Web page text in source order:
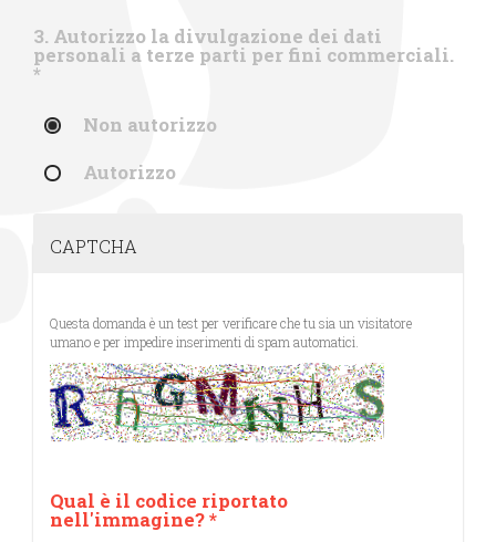
3. Autorizzo la divulgazione dei dati
personali a terze parti per fini commerciali.
*
Non autorizzo
Autorizzo
CAPTCHA
Questa domanda è un test per verificare che tu sia un visitatore
umano e per impedire inserimenti di spam automatici.
Qual è il codice riportato
nell'immagine?*